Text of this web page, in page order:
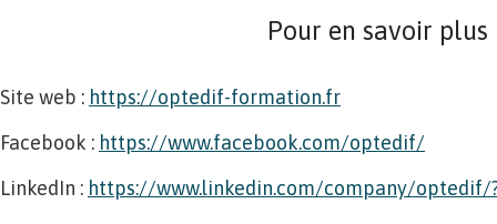
Pour en savoir plus
Site web : https://optedif-formation.fr
Facebook : https://www.facebook.com/optedif/
LinkedIn : https://www.linkedin.com/company/optedif/